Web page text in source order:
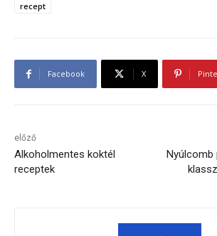
recept
Facebook X
előző
Alkoholmentes koktél
receptek
Nyúlcomb